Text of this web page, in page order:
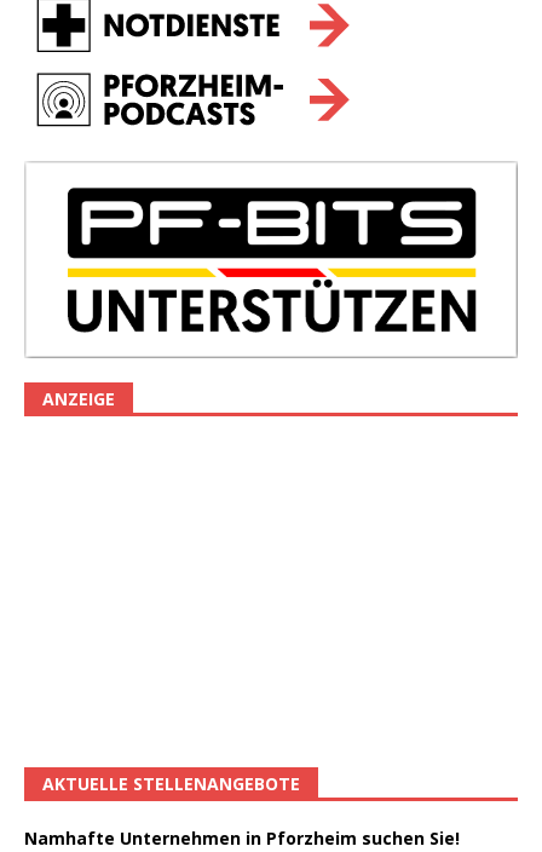
ANZEIGE
AKTUELLE STELLENANGEBOTE
Namhafte Unternehmen in Pforzheim suchen Sie!